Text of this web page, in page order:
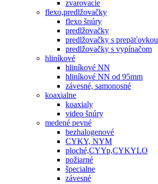
zvarovacie
flexo,predlžovačky
flexo šnúry
predlžovačky
predlžovačky s prepäťovkou
predlžovačky s vypínačom
hliníkové
hliníkové NN
hliníkové NN od 95mm
závesné, samonosné
koaxialne
koaxialy
video šnúry
medené pevné
bezhalogenové
CYKY, NYM
ploché,CYYp,CYKYLO
požiarné
špecialne
závesné